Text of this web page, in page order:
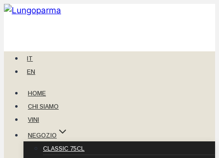
Salta
IT
EN
HOME
CHI SIAMO
VINI
NEGOZIO
CLASSIC 75CL